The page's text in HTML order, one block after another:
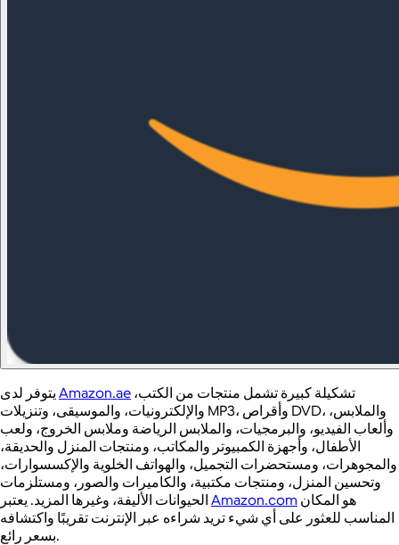
Amazon.ae
والإلكترونيات، والموسيقى، وتنزيلات MP3، وأقراص DVD، والملابس،
وألعاب الفيديو، والبرمجيات، والملابس الرياضة وملابس الخروج، ولعب
الأطفال، وأجهزة الكمبيوتر والمكاتب، ومنتجات المنزل والحديقة،
والمجوهرات، ومستحضرات التجميل، والهواتف الخلوية والإكسسوارات،
وتحسين المنزل، ومنتجات مكتبية، والكاميرات والصور، ومستلزمات
Amazon.com
المناسب للعثور على أي شيء تريد شراءه عبر الإنترنت تقريبًا واكتشافه
بسعر رائع.